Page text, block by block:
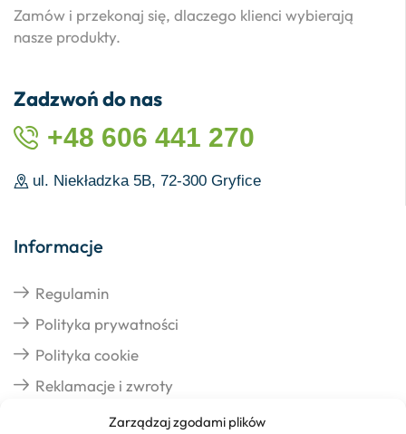
Zarządzaj zgodami plików
Zamów i przekonaj się, dlaczego klienci wybierają
nasze produkty.
Zadzwoń do nas
+48 606 441 270
ul. Niekładzka 5B, 72-300 Gryfice
Informacje
Regulamin
Polityka prywatności
Polityka cookie
Reklamacje i zwroty